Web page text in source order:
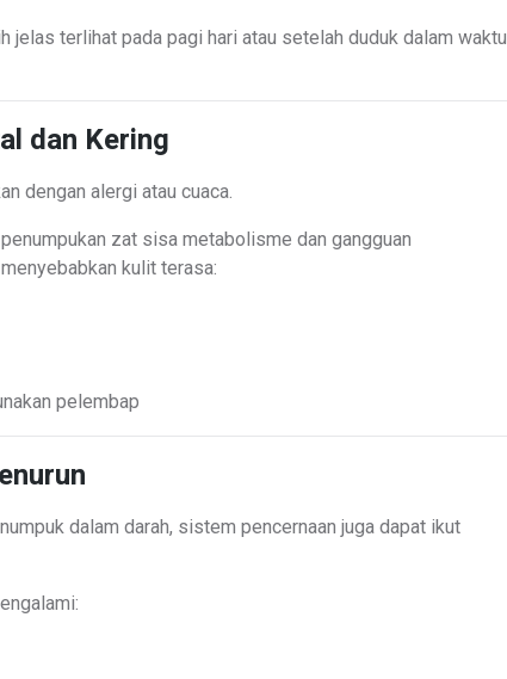
jelas terlihat pada pagi hari atau setelah duduk dalam waktu
dan Kering
dengan alergi atau cuaca.
zat sisa metabolisme dan gangguan
kulit terasa:
pelembap
dalam darah, sistem pencernaan juga dapat ikut